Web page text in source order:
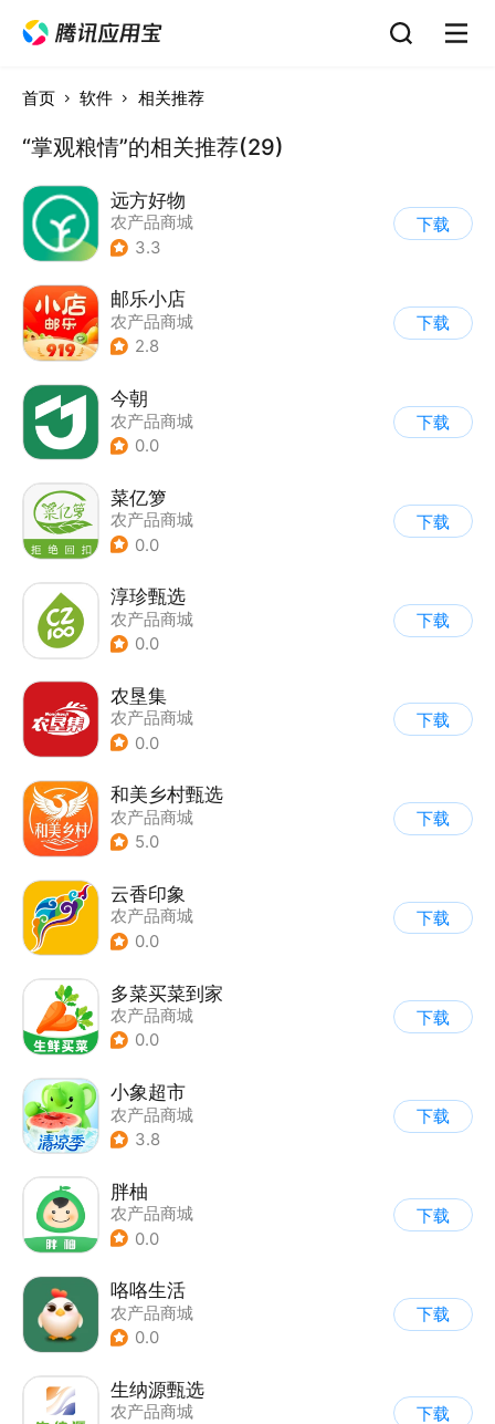
首页 软件 相关推荐
“掌观粮情”的相关推荐(29)
远方好物
农产品商城
3.3
下载
邮乐小店
农产品商城
2.8
下载
今朝
农产品商城
0.0
下载
菜亿箩
农产品商城
0.0
下载
淳珍甄选
农产品商城
0.0
下载
农垦集
农产品商城
0.0
下载
和美乡村甄选
农产品商城
5.0
下载
云香印象
农产品商城
0.0
下载
多菜买菜到家
农产品商城
0.0
下载
小象超市
农产品商城
3.8
下载
胖柚
农产品商城
0.0
下载
咯咯生活
农产品商城
0.0
下载
生纳源甄选
农产品商城
下载